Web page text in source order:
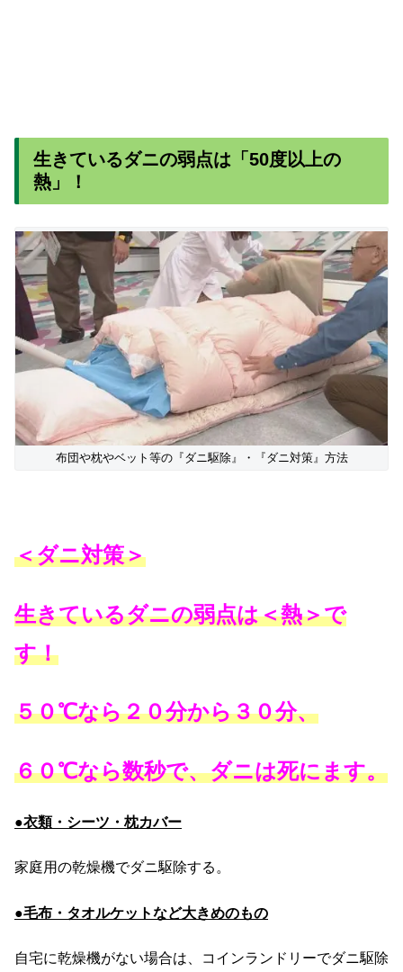
生きているダニの弱点は「50度以上の
熱」！
布団や枕やベット等の『ダニ駆除』・『ダニ対策』方法
＜ダニ対策＞
生きているダニの弱点は＜熱＞で
す！
５０℃なら２０分から３０分、
６０℃なら数秒で、ダニは死にます。
●衣類・シーツ・枕カバー
家庭用の乾燥機でダニ駆除する。
●毛布・タオルケットなど大きめのもの
自宅に乾燥機がない場合は、コインランドリーでダニ駆除